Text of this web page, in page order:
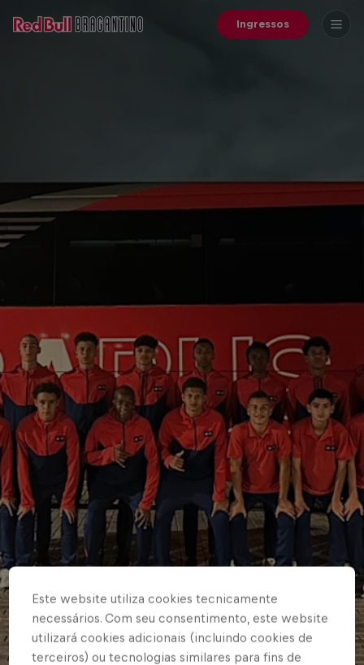
Ingressos
Este website utiliza cookies tecnicamente
necessários. Com seu consentimento, este website
utilizará cookies adicionais (incluindo cookies de
terceiros) ou tecnologias similares para fins de